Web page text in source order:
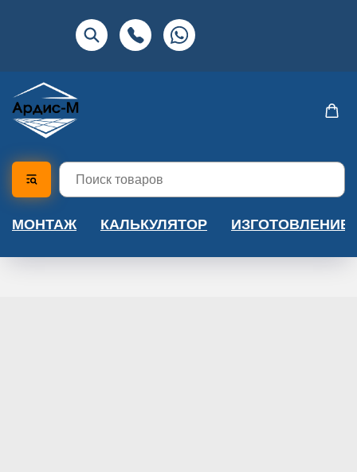
МОНТАЖ КАЛЬКУЛЯТОР ИЗГОТОВЛЕНИЕ